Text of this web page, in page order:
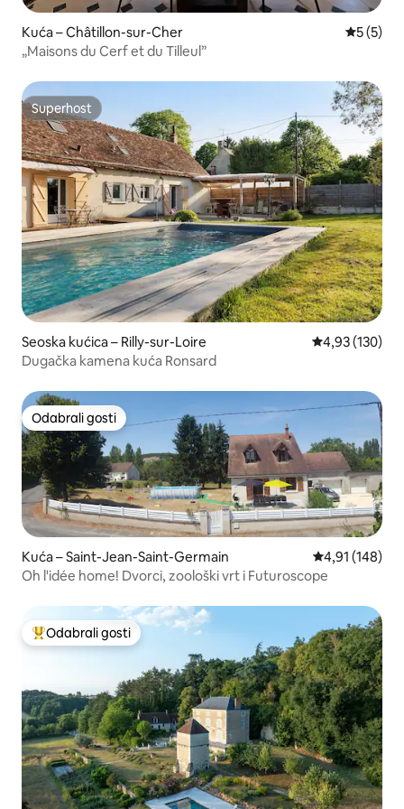
Kuća – Châtillon-sur-Cher
5 (5)
„Maisons du Cerf et du Tilleul”
Superhost
Superhost
Seoska kućica – Rilly-sur-Loire Prosječna
4,93 (130)
Dugačka kamena kuća Ronsard
Odabrali gosti
Odabrali gosti
Kuća – Saint-Jean-Saint-Germain Prosječna
4,91 (148)
Oh l'idée home! Dvorci, zoološki vrt i Futuroscope
Među najviše rangiranima s oznakom „Odabrali gosti”
Odabrali gosti